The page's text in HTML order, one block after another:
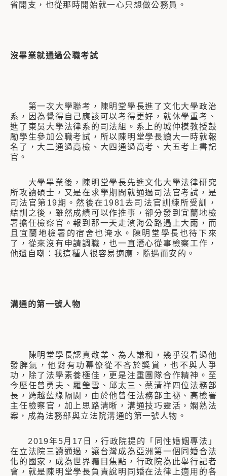
省開支，也從那時開始就一心只想做公務員。
沒畢業就通過公職考試
第一次大學聯考，陳明堂學長進了文化大學政治
系，因為覺得自己應該可以考得更好，就休學重考、
進了東吳大學法律系的司法組。系上的城仲模教授鼓
勵學生參加公職考試，所以陳明堂學長讀大一時就報
名了，大二通過高檢、大四通過高考、大五考上書記
官。
大學畢業後，陳明堂學長先進文化大學法律研究
所攻讀碩士，又是在求學期間就通過司法官考試，是
司法官第19期。然後在1981去司法官訓練所受訓，
結訓之後，雖然成績可以作推事，卻分發到宜蘭地檢
署擔任檢察官。報到那一天走濱海公路遇上大雨，而
且宜蘭地檢署的宿舍也淹水。陳明堂學長也待下來
了，從來沒有申請調職，也一直潛心從事檢察工作，
他還自嘲：我這種人很容易適應，隨遇而安的。
溝通的第一號人物
陳明堂學長認真敬業、為人謙和，幾乎沒看過他
發脾氣，他對有功幕僚從不吝於獎賞，也不與人爭
功，除了法學素養極佳，更是注重團隊合作精神。至
今歷任曾勇夫、羅瑩雪、邱太三、蔡清祥四位法務部
長，跨越藍綠隔閡，由於他曾任法務部主祕、高檢署
主任檢察官，加上思路清晰，溝通技巧靈活，嫻熟法
案，成為法務部與立法院溝通的第一號人物。
2019年5月17日，行政院提的「同性婚姻專法」
在立法院三讀通過，讓台灣成為亞洲第一個同婚合法
化的國家，成為世界矚目焦點，行政院為此舉行記者
會，就是陳明堂學長負責說明同婚在法律上適用的各